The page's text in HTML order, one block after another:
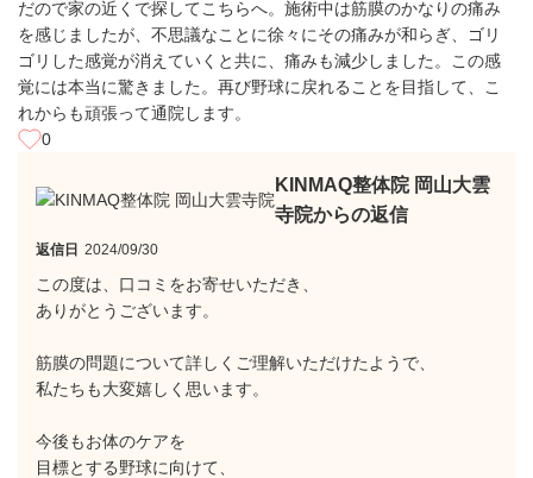
だので家の近くで探してこちらへ。施術中は筋膜のかなりの痛み
を感じましたが、不思議なことに徐々にその痛みが和らぎ、ゴリ
ゴリした感覚が消えていくと共に、痛みも減少しました。この感
覚には本当に驚きました。再び野球に戻れることを目指して、こ
れからも頑張って通院します。
0
KINMAQ整体院 岡山大雲
寺院からの返信
返信日 2024/09/30
この度は、口コミをお寄せいただき、
ありがとうございます。
筋膜の問題について詳しくご理解いただけたようで、
私たちも大変嬉しく思います。
今後もお体のケアを
目標とする野球に向けて、